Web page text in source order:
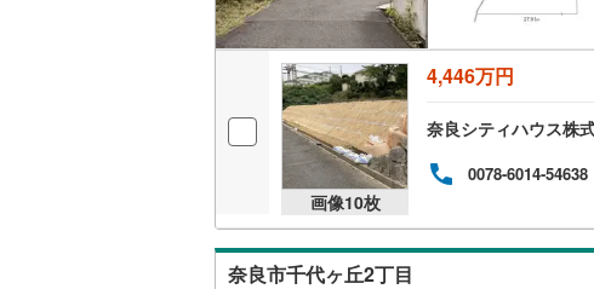
画像10枚
4,446万円
奈良シティハウス株
0078-6014-54638
奈良市千代ヶ丘2丁目